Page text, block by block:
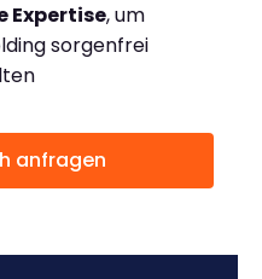
Expertise, um
sorgenfrei
anfragen